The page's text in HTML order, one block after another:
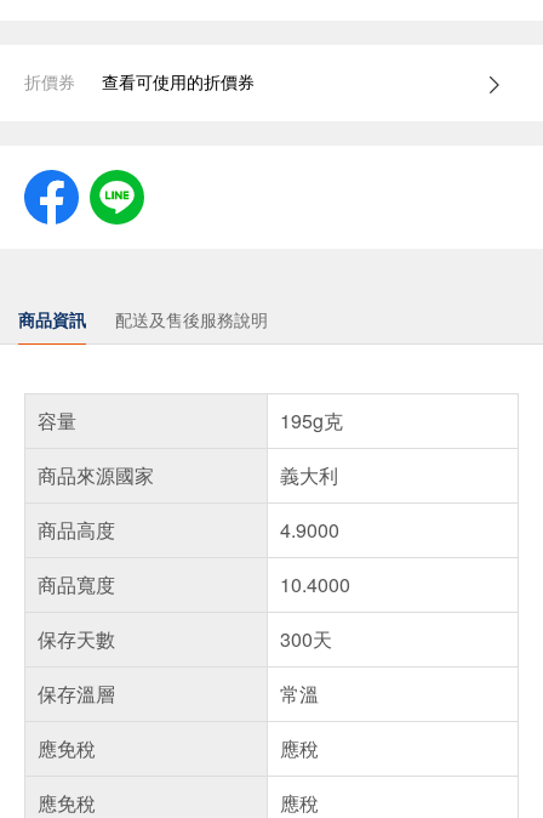
折價券 查看可使用的折價券
商品資訊 配送及售後服務說明
容量
195g克
商品來源國家
義大利
商品高度
4.9000
商品寬度
10.4000
保存天數
300天
保存溫層
常溫
應免稅
應稅
應免稅
應稅